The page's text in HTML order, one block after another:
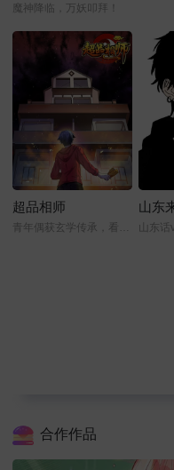
魔神降临，万妖叩拜！
超品相师
青年偶获玄学传承，看他如何逆转人生！
山东
山东话
合作作品